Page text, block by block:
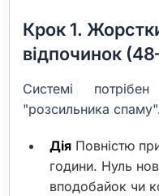
Крок 1.
відпочинок
Системі
"розсильника
Дія Повністю
години. Нуль
вподобайок чи